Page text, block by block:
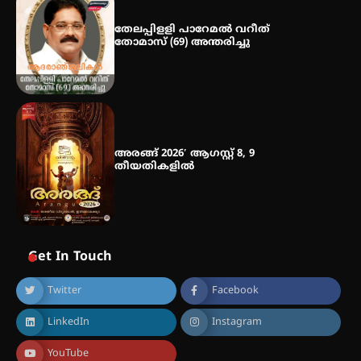
തേലപ്പിളളി പാറേമൽ വറീത്
തോമാസ് (69) അന്തരിച്ചു
അരങ്ങ് 2026′ ആഗസ്റ്റ് 8, 9
തീയതികളിൽ
Get In Touch
Twitter Facebook
LinkedIn Instagram
YouTube